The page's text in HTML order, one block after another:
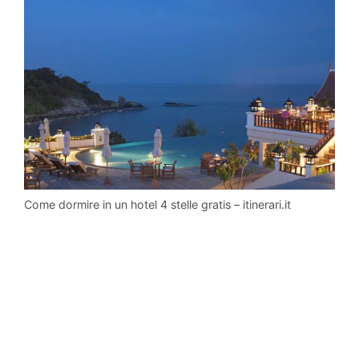
Come dormire in un hotel 4 stelle gratis – itinerari.it